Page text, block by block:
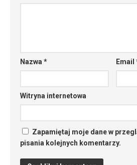
Nazwa* Email
Witryna internetowa
Zapamiętaj moje dane w
pisania kolejnych komentarzy.